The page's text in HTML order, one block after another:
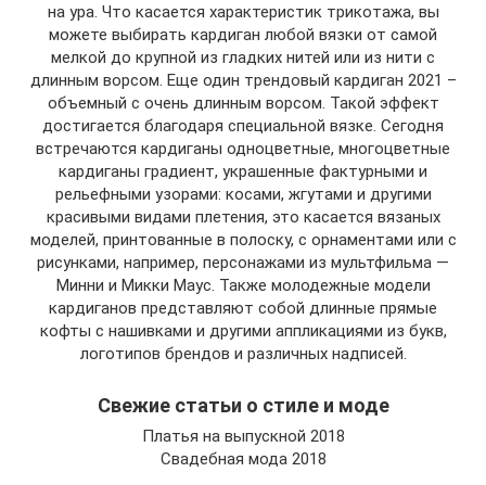
на ура. Что касается характеристик трикотажа, вы
можете выбирать кардиган любой вязки от самой
мелкой до крупной из гладких нитей или из нити с
длинным ворсом. Еще один трендовый кардиган 2021 –
объемный с очень длинным ворсом. Такой эффект
достигается благодаря специальной вязке. Сегодня
встречаются кардиганы одноцветные, многоцветные
кардиганы градиент, украшенные фактурными и
рельефными узорами: косами, жгутами и другими
красивыми видами плетения, это касается вязаных
моделей, принтованные в полоску, с орнаментами или с
рисунками, например, персонажами из мультфильма —
Минни и Микки Маус. Также молодежные модели
кардиганов представляют собой длинные прямые
кофты с нашивками и другими аппликациями из букв,
логотипов брендов и различных надписей.
Свежие статьи о стиле и моде
Платья на выпускной 2018
Свадебная мода 2018